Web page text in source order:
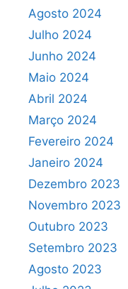
Agosto 2024
Julho 2024
Junho 2024
Maio 2024
Abril 2024
Março 2024
Fevereiro 2024
Janeiro 2024
Dezembro 2023
Novembro 2023
Outubro 2023
Setembro 2023
Agosto 2023